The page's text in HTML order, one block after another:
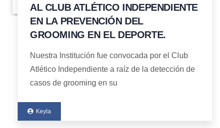
AL CLUB ATLÉTICO INDEPENDIENTE
EN LA PREVENCIÓN DEL
GROOMING EN EL DEPORTE.
Nuestra Institución fue convocada por el Club
Atlético Independiente a raíz de la detección de
casos de grooming en su
Keyla